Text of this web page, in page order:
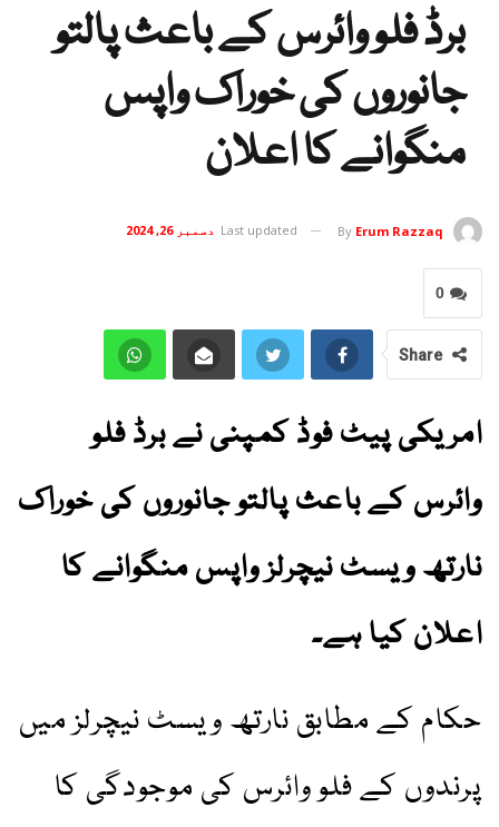
برڈ فلو وائرس کے باعث پالتو
جانوروں کی خوراک واپس
منگوانے کا اعلان
By Erum Razzaq
Last updated دسمبر 26, 2024
0
Share
امریکی پیٹ فوڈ کمپنی نے برڈ فلو
وائرس کے باعث پالتو جانوروں کی خوراک
نارتھ ویسٹ نیچرلز واپس منگوانے کا
اعلان کیا ہے۔
حکام کے مطابق نارتھ ویسٹ نیچرلز میں
پرندوں کے فلو وائرس کی موجودگی کا